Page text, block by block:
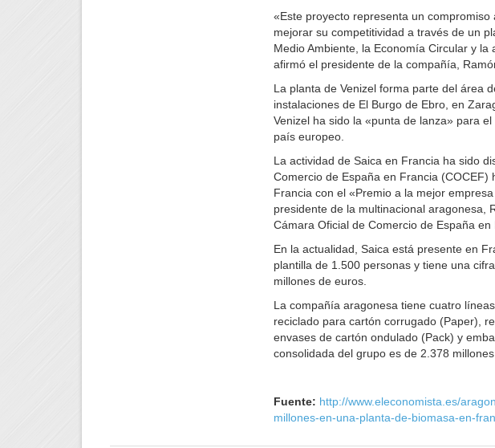
«Este proyecto representa un
mejorar su competitividad a través de un
Medio Ambiente, la Economía Circular y la
afirmó el presidente de la compañía,
La planta de Venizel forma parte del área
instalaciones de El Burgo de Ebro, en
Venizel ha sido la «punta de lanza» para
país europeo.
La actividad de Saica en Francia ha sido
Comercio de España en Francia
Francia con el «Premio a la mejor
presidente de la multinacional aragonesa,
Cámara Oficial de Comercio de España
En la actualidad, Saica está presente en
plantilla de 1.500 personas y tiene una
millones de euros.
La compañía aragonesa tiene cuatro
reciclado para cartón corrugado (Paper),
envases de cartón ondulado (Pack) y
consolidada del grupo es de 2.378
Fuente: http://www.eleconomista.es/
millones-en-una-planta-de-biomasa-en-